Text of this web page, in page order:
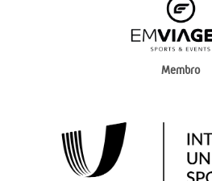
Membro